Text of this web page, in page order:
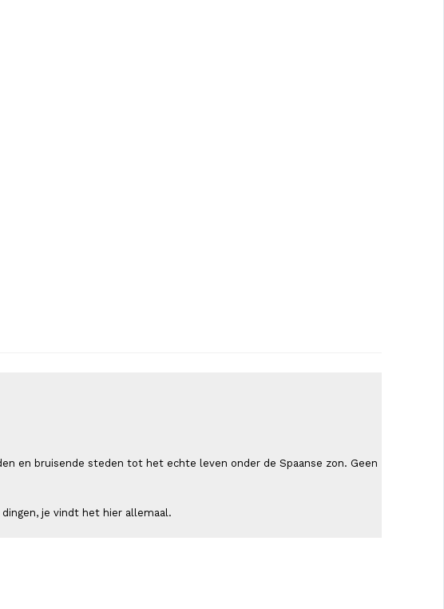
en bruisende steden tot het echte leven onder de Spaanse zon. Geen
je vindt het hier allemaal.